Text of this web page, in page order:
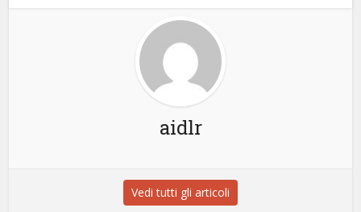
aidlr
Vedi tutti gli articoli